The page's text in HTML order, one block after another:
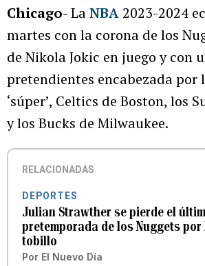
Chicago-LaNBA 2023-2024
martes con la corona de los
de Nikola Jokic en juego y con
pretendientes encabezada por
‘súper’, Celtics de Boston, los
y los Bucks de Milwaukee.
RELACIONADAS
DEPORTES
Julian Strawther se pierde el
pretemporada de los Nuggets
tobillo
Por El Nuevo Día